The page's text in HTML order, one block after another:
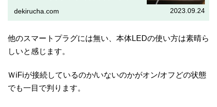
dekirucha.com 2023.09.24
他のスマートプラグには無い、本体LEDの使い方は素晴ら
しいと感じます。
ＷiFiが接続しているのか/いないのかがオン/オフどの状態
でも一目で判ります。